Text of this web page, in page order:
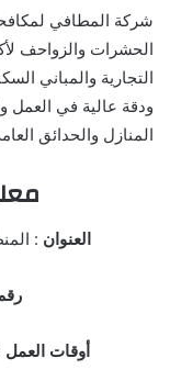
شركة المطافي
الحشرات والزواحف
التجارية والمباني
ودقة عالية في العمل
المنازل والحدائق
العنوان :
رقم
أوقات العمل